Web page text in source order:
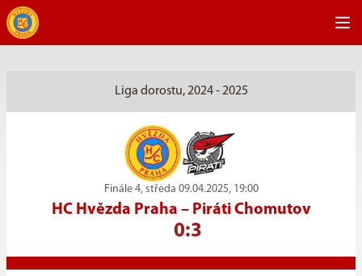
Liga dorostu, 2024 - 2025
Finále 4, středa 09.04.2025, 19:00
HC Hvězda Praha – Piráti Chomutov
0:3